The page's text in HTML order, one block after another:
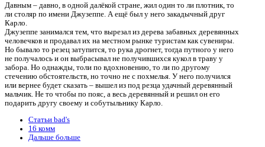
Давным – давно, в одной далёкой стране, жил один то ли плотник, то
ли столяр по имени Джузеппе. А ещё был у него закадычный друг
Карло.
Джузеппе занимался тем, что вырезал из дерева забавных деревянных
человечков и продавал их на местном рынке туристам как сувениры.
Но бывало то резец затупится, то рука дрогнет, тогда путного у него
не получалось и он выбрасывал не получившихся кукол в траву у
забора. Но однажды, толи по вдохновению, то ли по другому
стечению обстоятельств, но точно не с похмелья. У него получился
или вернее будет сказать – вышел из под резца удачный деревянный
мальчик. Не то чтобы по пояс, а весь деревянный и решил он его
подарить другу своему и собутыльнику Карло.
Статьи bad's
16 комм
Дальше больше